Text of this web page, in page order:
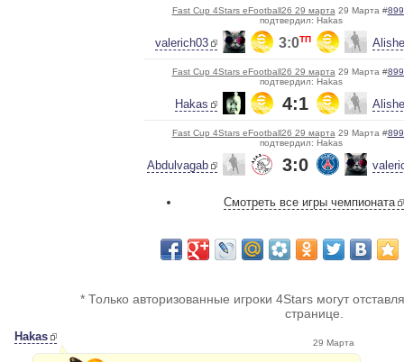
Fast Cup 4Stars eFootball26 29 марта29 Марта #
подтвердил: Hakas
valerich03 3:0ТП
Fast Cup 4Stars eFootball26 29 марта29 Марта #
подтвердил: Hakas
Hakas 4:1
Fast Cup 4Stars eFootball26 29 марта29 Марта #
подтвердил: Hakas
Abdulvagab 3:0
Смотреть все игры чемпионата
* Только авторизованные игроки 4Stars могут
странице.
Hakas 29 Марта